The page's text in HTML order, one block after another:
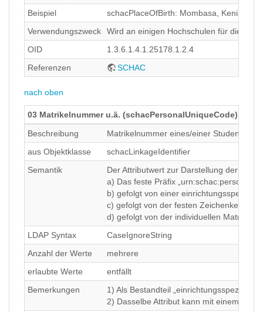
Beispiel
schacPlaceOfBirth: Mombasa, Kenia
Verwendungszweck
Wird an einigen Hochschulen für die
OID
1.3.6.1.4.1.25178.1.2.4
Referenzen
SCHAC
nach oben
03 Matrikelnummer u.ä. (schacPersonalUniqueCode)
Beschreibung
Matrikelnummer eines/einer Studenten/
aus Objektklasse
schacLinkageIdentifier
Semantik
Der Attributwert zur Darstellung der
a) Das feste Präfix
b) gefolgt von einer
c) gefolgt von der festen Zeichenkette
d) gefolgt von der individuellen
LDAP Syntax
CaseIgnoreString
Anzahl der Werte
mehrere
erlaubte Werte
entfällt
Bemerkungen
1) Als Bestandteil
2) Dasselbe Attribut kann mit einem